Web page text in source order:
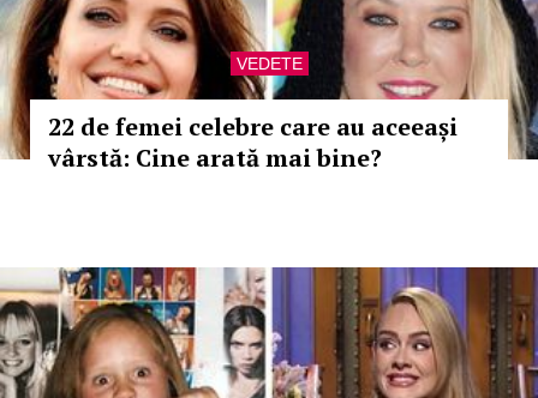
VEDETE
22 de femei celebre care au aceeași
vârstă: Cine arată mai bine?